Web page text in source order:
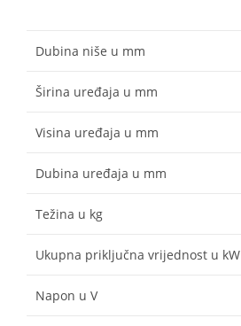
Dubina niše u mm
Širina uređaja u mm
Visina uređaja u mm
Dubina uređaja u mm
Težina u kg
Ukupna priključna vrijednost u kW
Napon u V